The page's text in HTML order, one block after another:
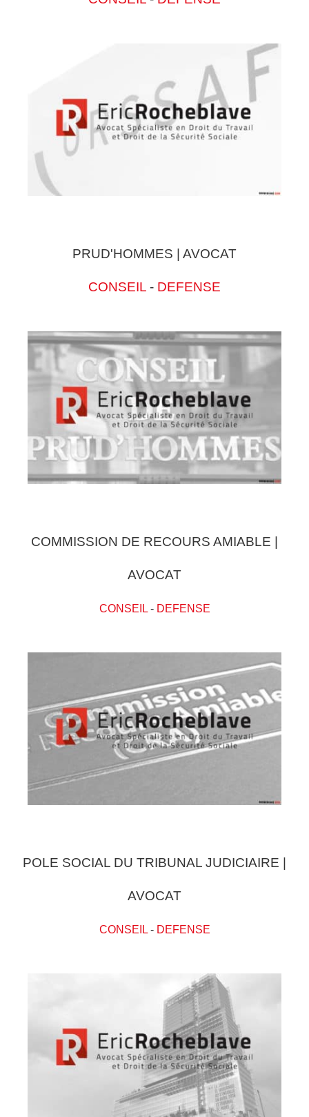
PRUD'HOMMES | AVOCAT
CONSEIL - DEFENSE
COMMISSION DE RECOURS AMIABLE |
AVOCAT
CONSEIL- DEFENSE
POLE SOCIAL DU TRIBUNAL JUDICIAIRE |
AVOCAT
CONSEIL- DEFENSE